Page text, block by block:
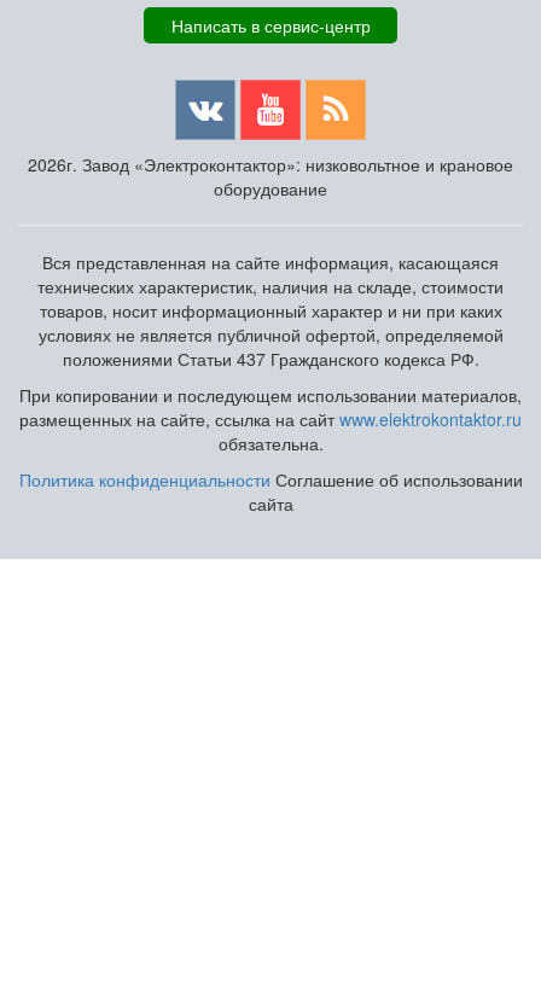
Написать в сервис-центр
2026г. Завод «Электроконтактор»: низковольтное и крановое
оборудование
Вся представленная на сайте информация, касающаяся
технических характеристик, наличия на складе, стоимости
товаров, носит информационный характер и ни при каких
условиях не является публичной офертой, определяемой
положениями Статьи 437 Гражданского кодекса РФ.
При копировании и последующем использовании материалов,
размещенных на сайте, ссылка на сайтwww.elektrokontaktor.ru
обязательна.
Политика конфиденциальности Соглашение об использовании
сайта